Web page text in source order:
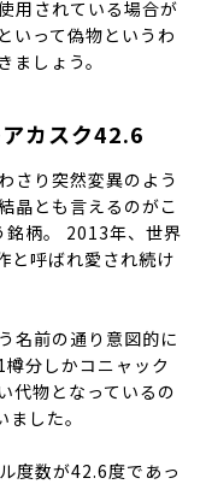
用されている場合が
いって偽物というわ
しょう。
カスク42.6
さり突然変異のよう
晶とも言えるのがこ
柄。 2013年、世界
と呼ばれ愛され続け
名前の通り意図的に
分しかコニャック
代物となっているの
した。
度数が42.6度であっ